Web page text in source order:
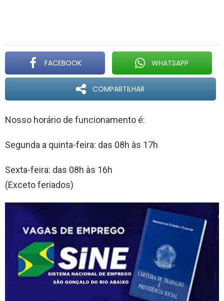
FACEBOOK WHATSAPP
COMPARTILHAR
Nosso horário de funcionamento é:
Segunda a quinta-feira: das 08h às 17h
Sexta-feira: das 08h às 16h
(Exceto feriados)